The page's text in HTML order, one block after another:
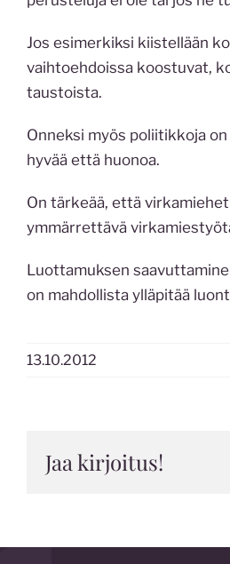
Jos esimerkiksi kiistellään
vaihtoehdoissa koostuvat,
taustoista.
Onneksi myös poliitikkoja
hyvää että huonoa.
On tärkeää, että
ymmärrettävä
Luottamuksen
on mahdollista ylläpitää
13.10.2012
Jaa kirjoitus!